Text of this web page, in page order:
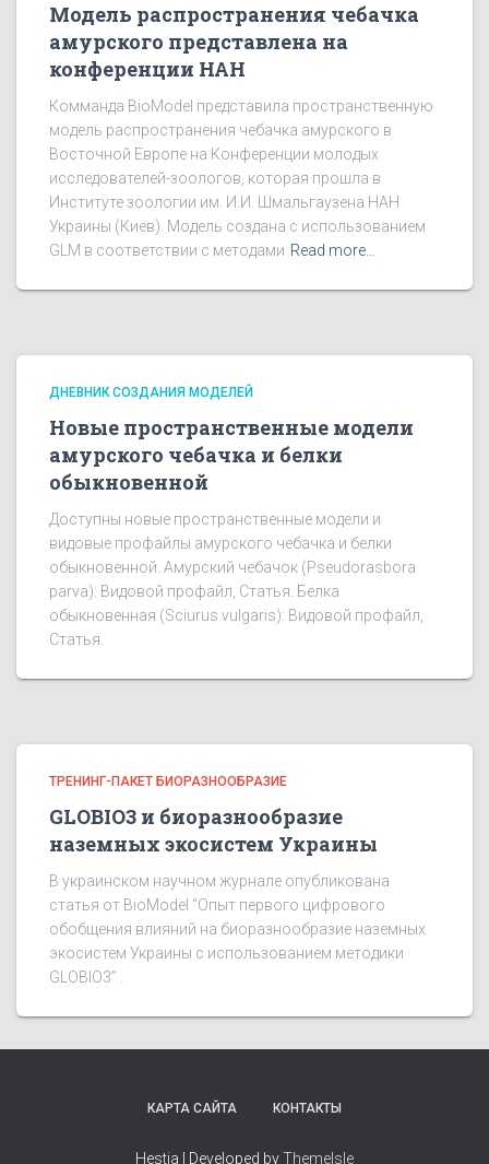
Модель распространения чебачка
амурского представлена на
конференции НАН
Комманда BioModel представила пространственную
модель распространения чебачка амурского в
Восточной Европе на Конференции молодых
исследователей-зоологов, которая прошла в
Институте зоологии им. И.И. Шмальгаузена НАН
Украины (Киев). Модель создана с использованием
GLM в соответствии с методами Read more…
ДНЕВНИК СОЗДАНИЯ МОДЕЛЕЙ
Новые пространственные модели
амурского чебачка и белки
обыкновенной
Доступны новые пространственные модели и
видовые профайлы амурского чебачка и белки
обыкновенной. Амурский чебачок (Pseudorasbora
parva): Видовой профайл, Статья. Белка
обыкновенная (Sciurus vulgaris): Видовой профайл,
Статья.
ТРЕНИНГ-ПАКЕТ БИОРАЗНООБРАЗИЕ
GLOBIO3 и биоразнообразие
наземных экосистем Украины
В украинском научном журнале опубликована
статья от BioModel “Опыт первого цифрового
обобщения влияний на биоразнообразие наземных
экосистем Украины с использованием методики
GLOBIO3” .
КАРТА САЙТА КОНТАКТЫ
Hestia | Developed byThemeIsle